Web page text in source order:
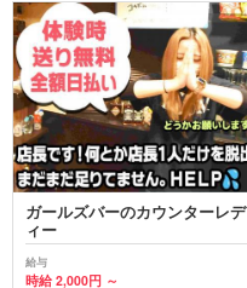
ガールズバーのカウンターレデ
ィー
給与
時給 2,000円 ～